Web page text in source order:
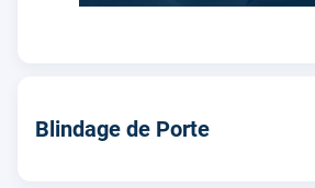
Blindage de Porte